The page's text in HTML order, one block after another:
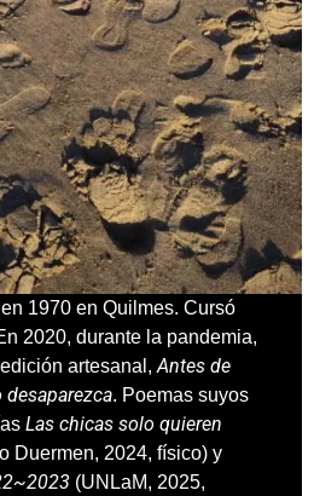
1970 en Quilmes. Cursó
2020, durante la pandemia,
artesanal,Antes de
desaparezca. Poemas suyos
Las chicas solo quieren
Duermen, 2024, físico) y
(UNLaM, 2025,